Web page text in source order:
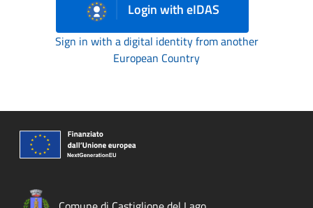
Login with eIDAS
Sign in with a digital identity from another
European Country